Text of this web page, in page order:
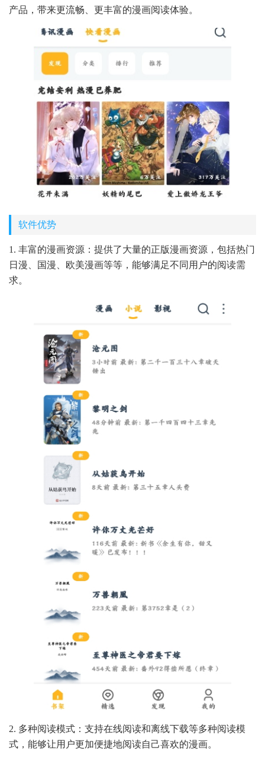
产品，带来更流畅、更丰富的漫画阅读体验。
软件优势
1. 丰富的漫画资源：提供了大量的正版漫画资源，包括热门
日漫、国漫、欧美漫画等等，能够满足不同用户的阅读需
求。
2. 多种阅读模式：支持在线阅读和离线下载等多种阅读模
式，能够让用户更加便捷地阅读自己喜欢的漫画。